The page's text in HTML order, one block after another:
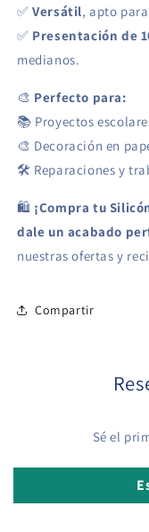
✅Versátil, apto
✅ Presentación de
medianos.
🎨 Perfecto para:
📚 Proyectos
🎨 Decoración en
🛠️ Reparaciones y
🛍 ¡Compra tu
dale un acabado
nuestras ofertas y
Compartir
Sé el